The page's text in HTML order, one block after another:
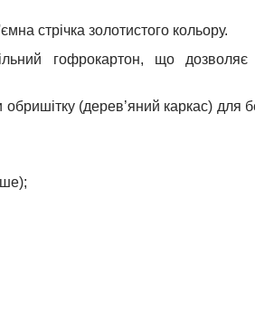
стрічка золотистого кольору.
гофрокартон, що дозволяє
(дерев’яний каркас) для